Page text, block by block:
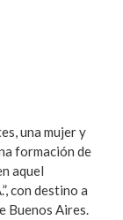
una mujer y
formación de
aquel
con destino a
Buenos Aires.